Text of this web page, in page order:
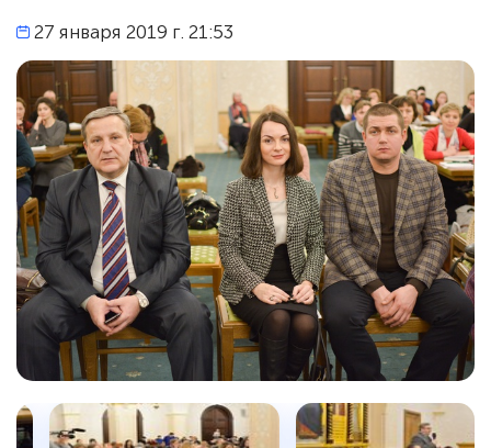
27 января 2019 г. 21:53